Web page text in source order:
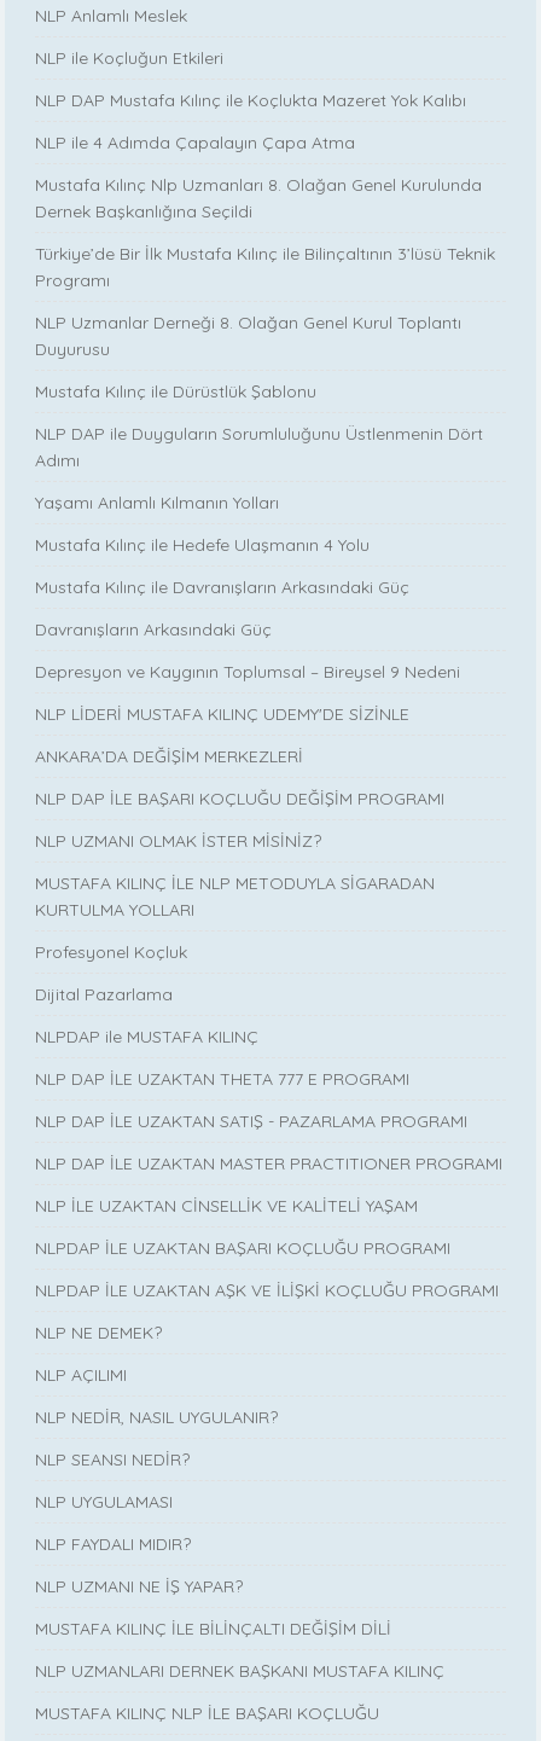
NLP Anlamlı Meslek
NLP ile Koçluğun Etkileri
NLP DAP Mustafa Kılınç ile Koçlukta Mazeret Yok Kalıbı
NLP ile 4 Adımda Çapalayın Çapa Atma
Mustafa Kılınç Nlp Uzmanları 8. Olağan Genel Kurulunda
Dernek Başkanlığına Seçildi
Türkiye’de Bir İlk Mustafa Kılınç ile Bilinçaltının 3’lüsü Teknik
Programı
NLP Uzmanlar Derneği 8. Olağan Genel Kurul Toplantı
Duyurusu
Mustafa Kılınç ile Dürüstlük Şablonu
NLP DAP ile Duyguların Sorumluluğunu Üstlenmenin Dört
Adımı
Yaşamı Anlamlı Kılmanın Yolları
Mustafa Kılınç ile Hedefe Ulaşmanın 4 Yolu
Mustafa Kılınç ile Davranışların Arkasındaki Güç
Davranışların Arkasındaki Güç
Depresyon ve Kaygının Toplumsal – Bireysel 9 Nedeni
NLP LİDERİ MUSTAFA KILINÇ UDEMY'DE SİZİNLE
ANKARA’DA DEĞİŞİM MERKEZLERİ
NLP DAP İLE BAŞARI KOÇLUĞU DEĞİŞİM PROGRAMI
NLP UZMANI OLMAK İSTER MİSİNİZ?
MUSTAFA KILINÇ İLE NLP METODUYLA SİGARADAN
KURTULMA YOLLARI
Profesyonel Koçluk
Dijital Pazarlama
NLPDAP ile MUSTAFA KILINÇ
NLP DAP İLE UZAKTAN THETA 777 E PROGRAMI
NLP DAP İLE UZAKTAN SATIŞ - PAZARLAMA PROGRAMI
NLP DAP İLE UZAKTAN MASTER PRACTITIONER PROGRAMI
NLP İLE UZAKTAN CİNSELLİK VE KALİTELİ YAŞAM
NLPDAP İLE UZAKTAN BAŞARI KOÇLUĞU PROGRAMI
NLPDAP İLE UZAKTAN AŞK VE İLİŞKİ KOÇLUĞU PROGRAMI
NLP NE DEMEK?
NLP AÇILIMI
NLP NEDİR, NASIL UYGULANIR?
NLP SEANSI NEDİR?
NLP UYGULAMASI
NLP FAYDALI MIDIR?
NLP UZMANI NE İŞ YAPAR?
MUSTAFA KILINÇ İLE BİLİNÇALTI DEĞİŞİM DİLİ
NLP UZMANLARI DERNEK BAŞKANI MUSTAFA KILINÇ
MUSTAFA KILINÇ NLP İLE BAŞARI KOÇLUĞU